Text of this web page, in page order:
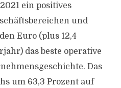
ein positives
und
Euro (plus 12,4
das beste operative
Das
um 63,3 Prozent auf